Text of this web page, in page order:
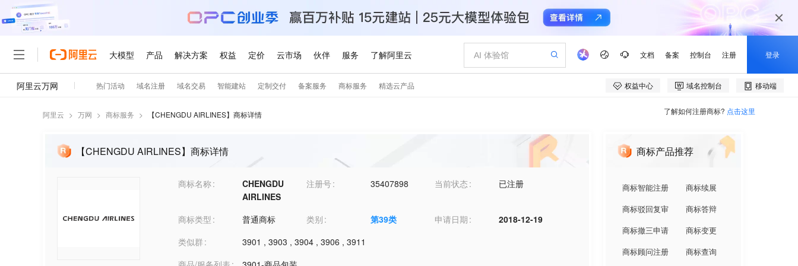
阿里云 > 万网 > 商标服务 > 【CHENGDU AIRLINES】商标详情 了解如何注册商标? 点击这里
【CHENGDU AIRLINES】商标详情
商标名称
CHENGDU
AIRLINES
注册号 35407898 当前状态 已注册
商标类型 普通商标 类别 第39类 申请日期
2018-12-19
类似群
3901 , 3903 , 3904 , 3906 , 3911
商标产品推荐
商标智能注册
商标续展
商标驳回复审
商标答辩
商标撤三申请
商标变更
商标顾问注册
商标查询